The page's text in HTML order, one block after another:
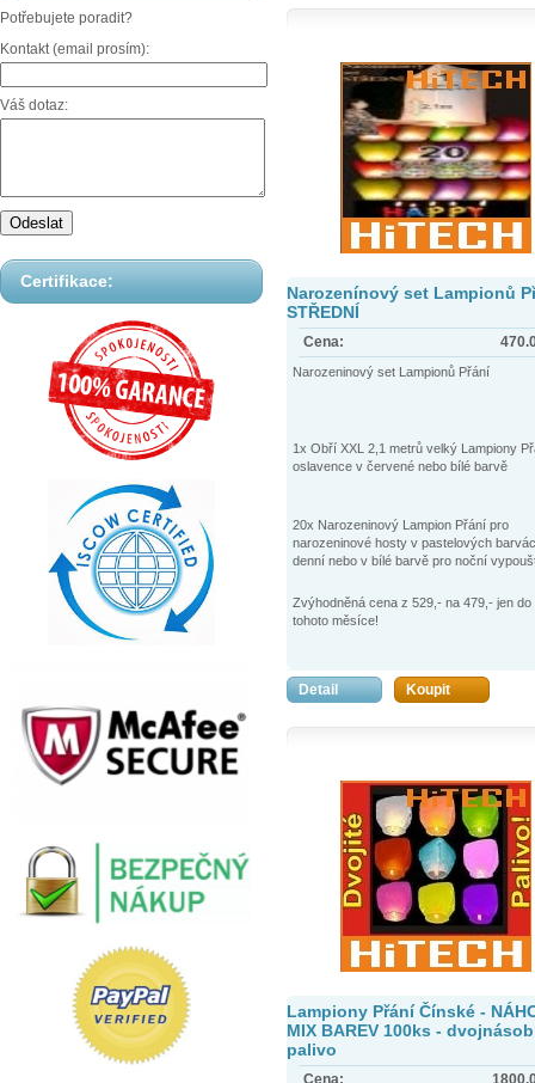
Potřebujete poradit?
Kontakt (email prosím):
Váš dotaz:
Certifikace:
Narozenínový set Lampionů
STŘEDNÍ
Cena:
Narozeninový set Lampionů Přání
1x Obří XXL 2,1 metrů velký Lampiony
oslavence v červené nebo bílé barvě
20x Narozeninový Lampion Přání pro
narozeninové hosty v pastelových
denní nebo v bílé barvě pro noční
Zvýhodněná cena z 529,- na 479,- jen do
tohoto měsíce!
Detail Koupit
Lampiony Přání Čínské -
MIX BAREV 100ks -
palivo